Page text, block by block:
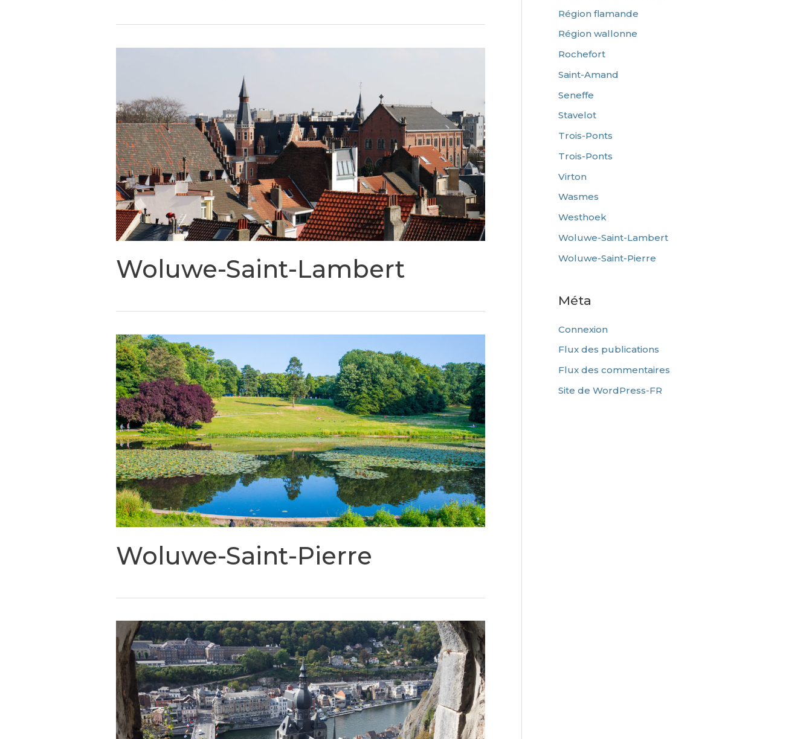
Woluwe-Saint-Lambert
Woluwe-Saint-Pierre
Région flamande
Région wallonne
Rochefort
Saint-Amand
Seneffe
Stavelot
Trois-Ponts
Trois-Ponts
Virton
Wasmes
Westhoek
Woluwe-Saint-Lambert
Woluwe-Saint-Pierre
Méta
Connexion
Flux des publications
Flux des commentaires
Site de WordPress-FR